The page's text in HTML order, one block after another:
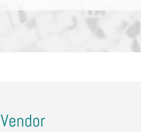
Vendor